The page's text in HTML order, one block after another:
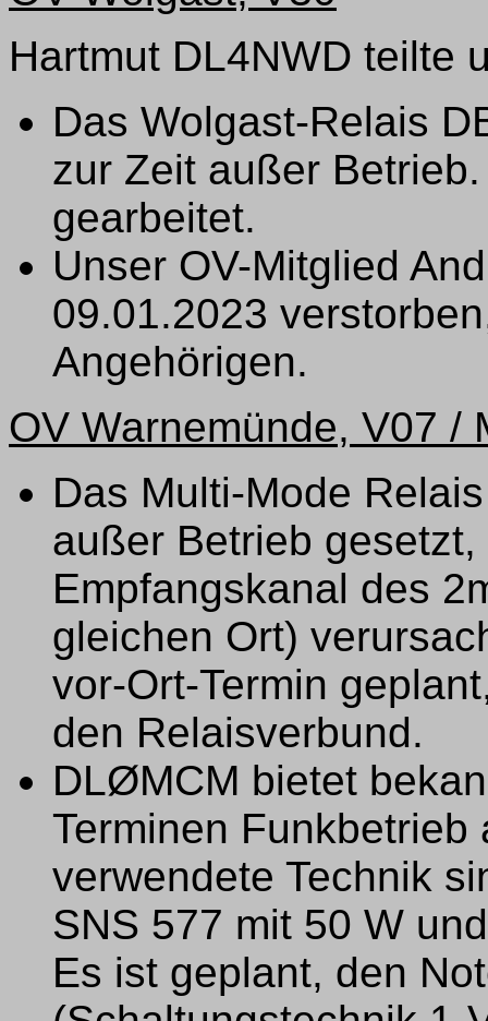
Hartmut DL4NWD teilte
Das Wolgast-Relais
zur Zeit außer
gearbeitet.
Unser OV-Mitglied
09.01.2023
Angehörigen.
OV Warnemünde, V07 /
Das Multi-Mode
außer Betrieb
Empfangskanal des
gleichen Ort)
vor-Ort-Termin
den Relaisverbund.
DLØMCM bietet
Terminen
verwendete Technik
SNS 577 mit 50 W
Es ist geplant, den